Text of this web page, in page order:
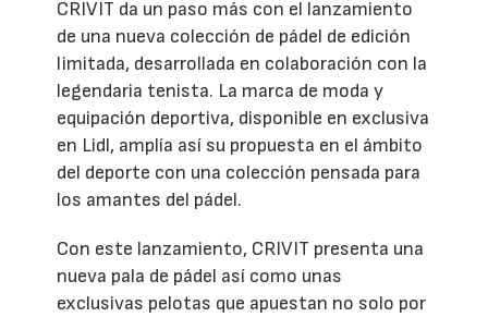
CRIVIT da un paso más con el lanzamiento
de una nueva colección de pádel de edición
limitada, desarrollada en colaboración con la
legendaria tenista. La marca de moda y
equipación deportiva, disponible en exclusiva
en Lidl, amplía así su propuesta en el ámbito
del deporte con una colección pensada para
los amantes del pádel.
Con este lanzamiento, CRIVIT presenta una
nueva pala de pádel así como unas
exclusivas pelotas que apuestan no solo por